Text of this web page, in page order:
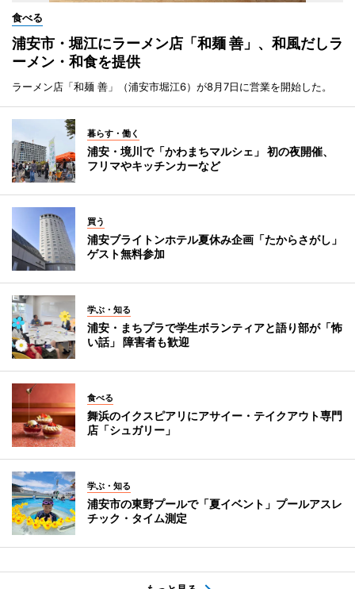
食べる
浦安市・堀江にラーメン店「和麺 善」、和風だしラ
ーメン・和食を提供
ラーメン店「和麺 善」（浦安市堀江6）が8月7日に営業を開始した。
暮らす・働く
浦安・境川で「かわまちマルシェ」 初の夜開催、
フリマやキッチンカーなど
買う
浦安ブライトンホテル夏休み企画「たからさがし」
ゲスト無料参加
学ぶ・知る
浦安・まちプラで学生ボランティアと語り部が「怖
い話」 障害者も歓迎
食べる
舞浜のイクスピアリにアサイー・テイクアウト専門
店「シュガリー」
学ぶ・知る
浦安市の東野プールで「夏イベント」プールアスレ
チック・タイム測定